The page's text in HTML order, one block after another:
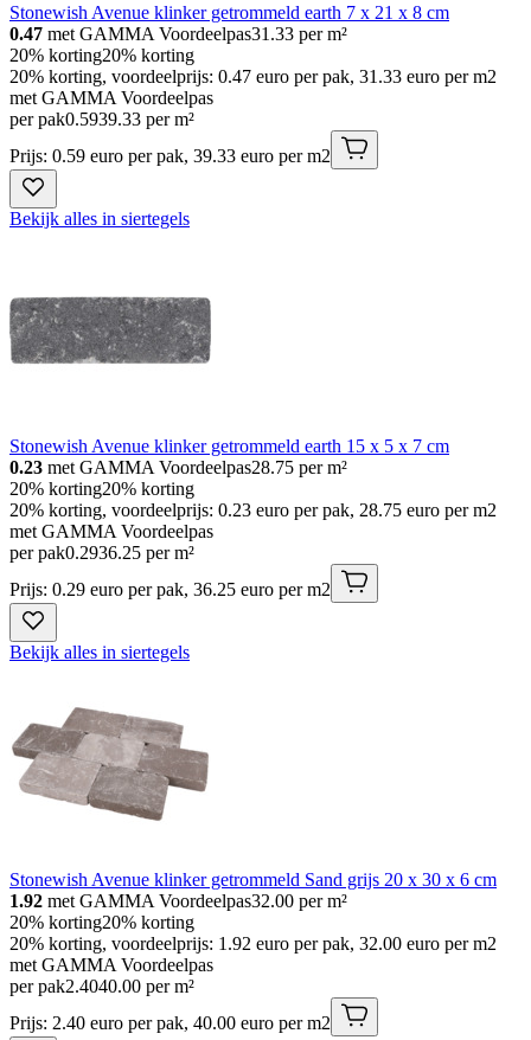
Stonewish Avenue klinker getrommeld earth 7 x 21 x 8 cm
0.47 met GAMMA Voordeelpas31.33 per m²
20% korting20% korting
20% korting, voordeelprijs: 0.47 euro per pak, 31.33 euro per m2
met GAMMA Voordeelpas
per pak0.5939.33 per m²
Prijs: 0.59 euro per pak, 39.33 euro per m2
Bekijk alles in siertegels
Stonewish Avenue klinker getrommeld earth 15 x 5 x 7 cm
0.23 met GAMMA Voordeelpas28.75 per m²
20% korting20% korting
20% korting, voordeelprijs: 0.23 euro per pak, 28.75 euro per m2
met GAMMA Voordeelpas
per pak0.2936.25 per m²
Prijs: 0.29 euro per pak, 36.25 euro per m2
Bekijk alles in siertegels
Stonewish Avenue klinker getrommeld Sand grijs 20 x 30 x 6 cm
1.92 met GAMMA Voordeelpas32.00 per m²
20% korting20% korting
20% korting, voordeelprijs: 1.92 euro per pak, 32.00 euro per m2
met GAMMA Voordeelpas
per pak2.4040.00 per m²
Prijs: 2.40 euro per pak, 40.00 euro per m2